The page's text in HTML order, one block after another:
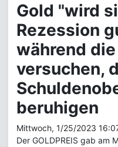
Gold "wird
Rezession
während
versuchen,
beruhigen
Mittwoch, 1/25/2023
Der GOLDPREIS gab am